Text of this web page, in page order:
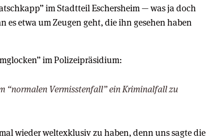
im Stadtteil Eschersheim — was ja doch
es etwa um Zeugen geht, die ihn gesehen haben
im Polizeipräsidium:
“normalen Vermisstenfall” ein Kriminalfall zu
wieder weltexklusiv zu haben, denn uns sagte die